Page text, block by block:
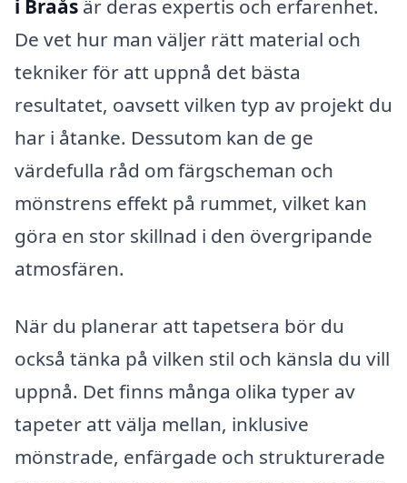
i Braås är deras expertis och erfarenhet.
De vet hur man väljer rätt material och
tekniker för att uppnå det bästa
resultatet, oavsett vilken typ av projekt du
har i åtanke. Dessutom kan de ge
värdefulla råd om färgscheman och
mönstrens effekt på rummet, vilket kan
göra en stor skillnad i den övergripande
atmosfären.
När du planerar att tapetsera bör du
också tänka på vilken stil och känsla du vill
uppnå. Det finns många olika typer av
tapeter att välja mellan, inklusive
mönstrade, enfärgade och strukturerade